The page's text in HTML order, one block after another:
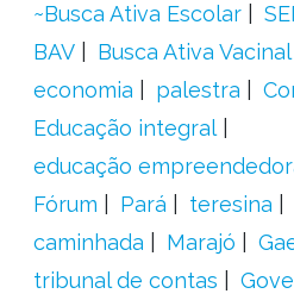
~Busca Ativa Escolar
BAV
Busca Ativa Vacinal
economia
palestra
Educação integral
educação
Fórum
Pará teresina
caminhada
Marajó
tribunal de contas